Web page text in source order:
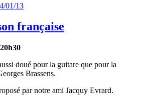
01/13
française
doué pour la guitare que pour la
Brassens.
par notre ami Jacquy Evrard.